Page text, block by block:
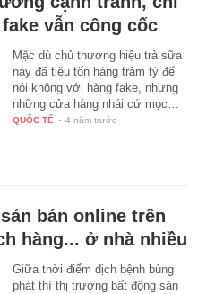
vẫn công cốc
Mặc dù chủ thương hiệu trà sữa
này đã tiêu tốn hàng trăm tỷ để
nói không với hàng fake, nhưng
những cửa hàng nhái cứ mọc…
QUỐC TẾ - 4 năm trước
bán online trên
hàng... ở nhà nhiều
Giữa thời điểm dịch bệnh bùng
phát thì thị trường bất động sản